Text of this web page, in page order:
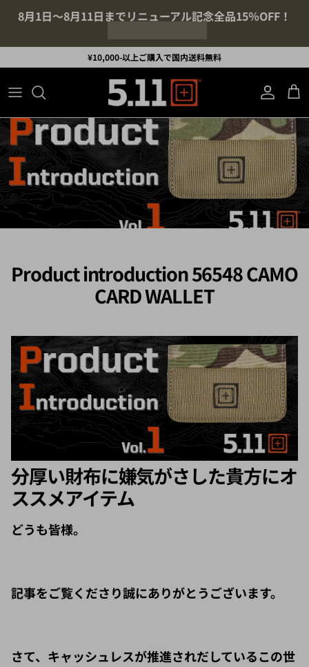
コンテンツへスキップ
¥10,000-以上ご購入で国内送料無料
アカウント
カ
Product introduction 56548 CAMO
CARD WALLET
分厚い財布に嫌気がさした貴方にオ
ススメアイテム
の中で、クレジットカードやスマートフォンQR決